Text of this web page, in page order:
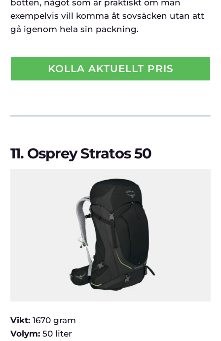
botten, något som är praktiskt om man
exempelvis vill komma åt sovsäcken utan att
gå igenom hela sin packning.
KOLLA AKTUELLT PRIS
11. Osprey Stratos 50
Vikt:1670 gram
Volym:50 liter